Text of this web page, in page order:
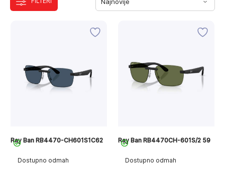
Dostupno odmah
Ray Ban RB4470-CH601S1C62
Dostupno odmah
Ray Ban RB4470CH-601S/2 59